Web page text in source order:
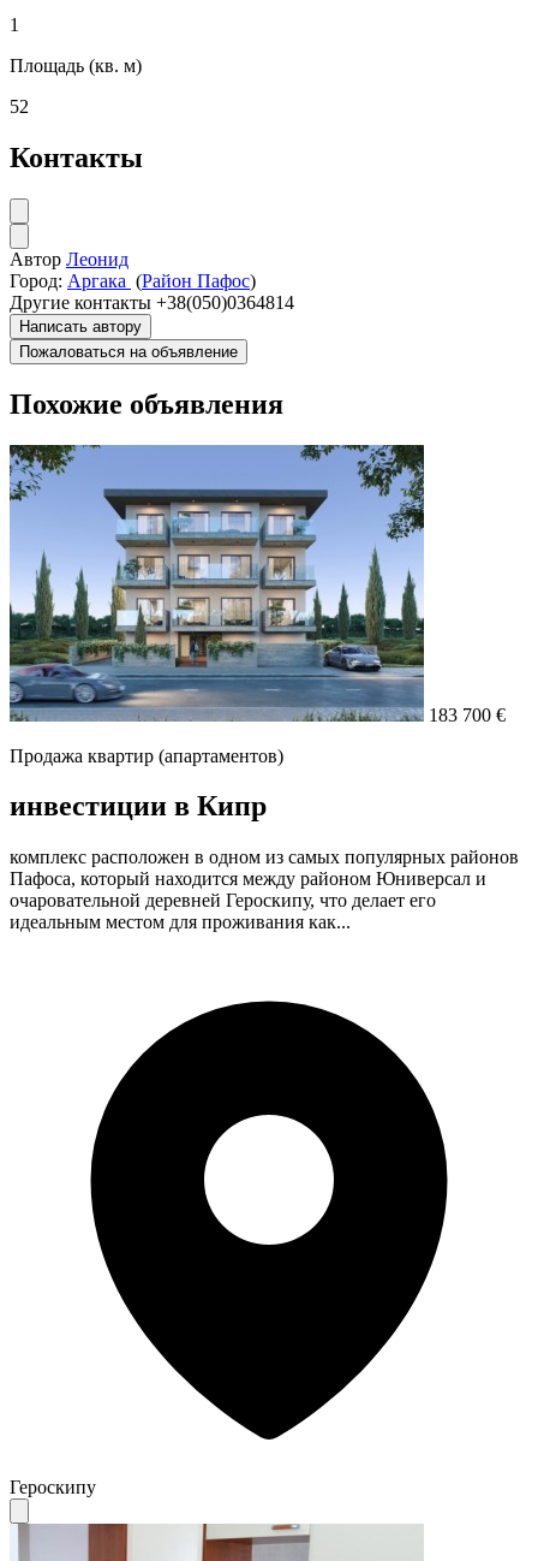
1
Площадь (кв. м)
52
Контакты
Автор Леонид
Город: Аргака (Район Пафос)
Другие контакты +38(050)0364814
Написать автору
Пожаловаться на объявление
Похожие объявления
183 700 €
Продажа квартир (апартаментов)
инвестиции в Кипр
комплекс расположен в одном из самых популярных районов
Пафоса, который находится между районом Юниверсал и
очаровательной деревней Героскипу, что делает его
идеальным местом для проживания как...
Героскипу